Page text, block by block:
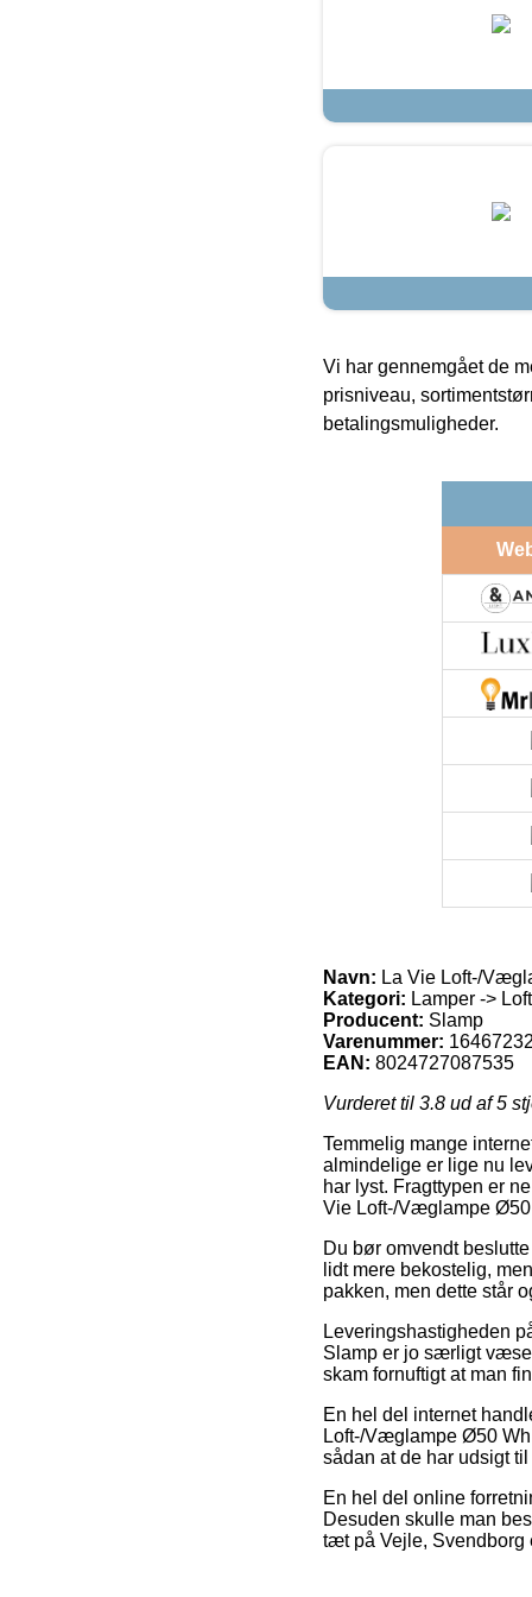
Vi har gennemgået de
prisniveau,
betalingsmuligheder.
Navn: La Vie Loft-/
Kategori: Lamper ->
Producent: Slamp
Varenummer:
EAN: 8024727087535
Vurderet til 3.8 ud af 5
Temmelig mange
almindelige er lige nu
har lyst. Fragttypen er
Vie Loft-/Væglampe
Du bør omvendt
lidt mere bekostelig,
pakken, men dette står
Leveringshastigheden
Slamp er jo særligt
skam fornuftigt at man
En hel del internet
Loft-/Væglampe Ø50
sådan at de har udsigt
En hel del online
Desuden skulle man
tæt på Vejle, Svendborg